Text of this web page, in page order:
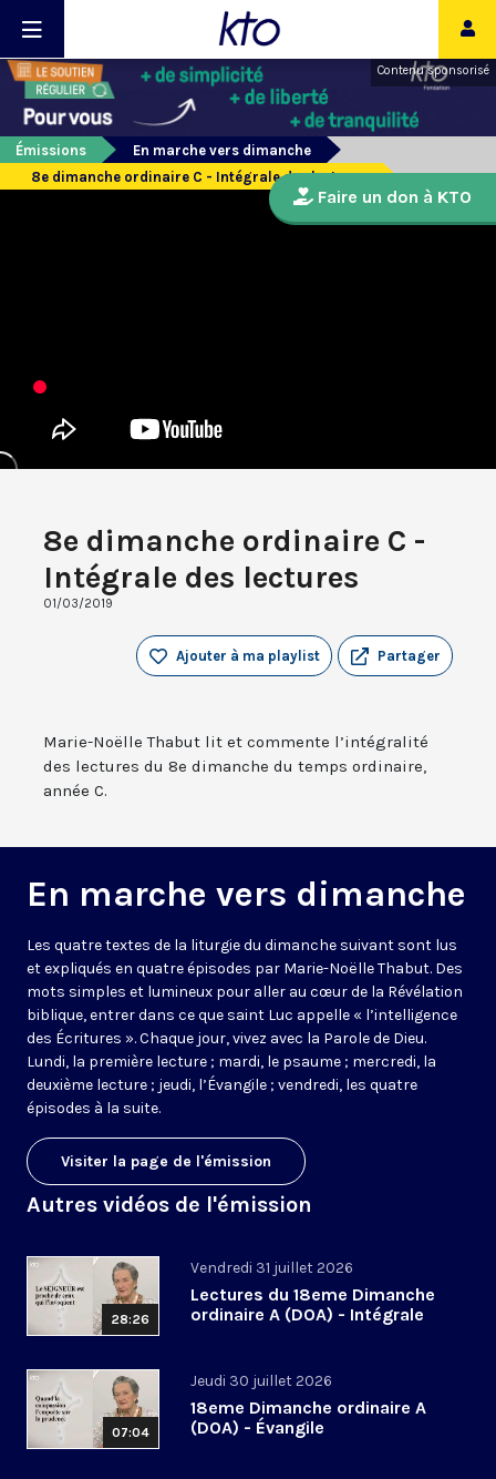
Contenu sponsorisé
Émissions
En marche vers dimanche
8e dimanche ordinaire C - Intégrale des lectures
8e dimanche ordinaire C -
Intégrale des lectures
01/03/2019
Partager
Ajouter à ma playlist
Marie-Noëlle Thabut lit et commente l’intégralité
des lectures du 8e dimanche du temps ordinaire,
année C.
En marche vers dimanche
Les quatre textes de la liturgie du dimanche suivant sont lus
et expliqués en quatre épisodes par Marie-Noëlle Thabut. Des
mots simples et lumineux pour aller au cœur de la Révélation
biblique, entrer dans ce que saint Luc appelle « l’intelligence
des Écritures ». Chaque jour, vivez avec la Parole de Dieu.
Lundi, la première lecture ; mardi, le psaume ; mercredi, la
deuxième lecture ; jeudi, l’Évangile ; vendredi, les quatre
épisodes à la suite.
Visiter la page de l'émission
Autres vidéos de l'émission
28:26
Vendredi 31 juillet 2026
Lectures du 18eme Dimanche
ordinaire A (DOA) - Intégrale
07:04
Jeudi 30 juillet 2026
18eme Dimanche ordinaire A
(DOA) - Évangile
Faire un don à KTO